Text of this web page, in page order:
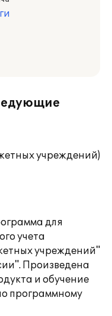
учреждений)
для
учета
учреждений"
Произведена
и обучение
программному